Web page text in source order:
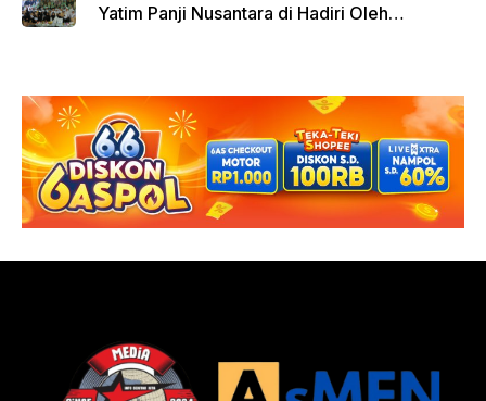
Yatim Panji Nusantara di Hadiri Oleh